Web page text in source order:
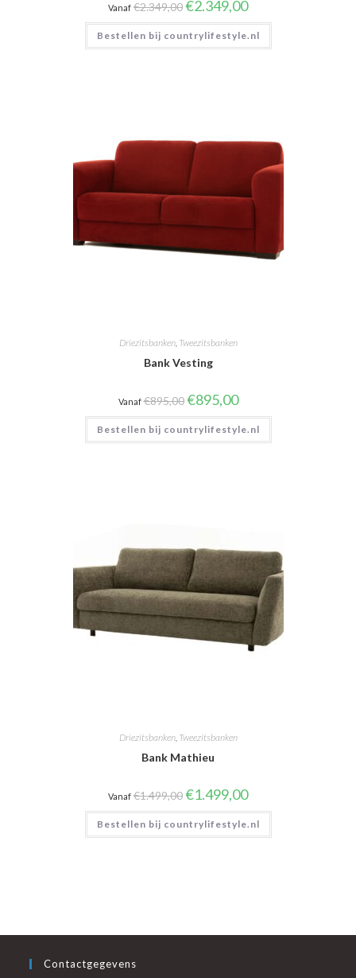
Vanaf €2.349,00
prijs
was:
€2.349,00.
€2.349,00prijs
is:
€2.349,00.
Bestellen bij countrylifestyle.nl
Driezitsbanken, Tweezitsbanken
Bank Vesting
Vanaf €895,00 Oorspronkelijke
prijs
was:
€895,00.
€895,00Huidige
prijs
is:
€895,00.
Bestellen bij countrylifestyle.nl
Driezitsbanken, Tweezitsbanken
Bank Mathieu
Vanaf €1.499,00Oorspronkelijke
prijs
was:
€1.499,00.
€1.499,00Huidige
prijs
is:
€1.499,00.
Bestellen bij countrylifestyle.nl
Contactgegevens